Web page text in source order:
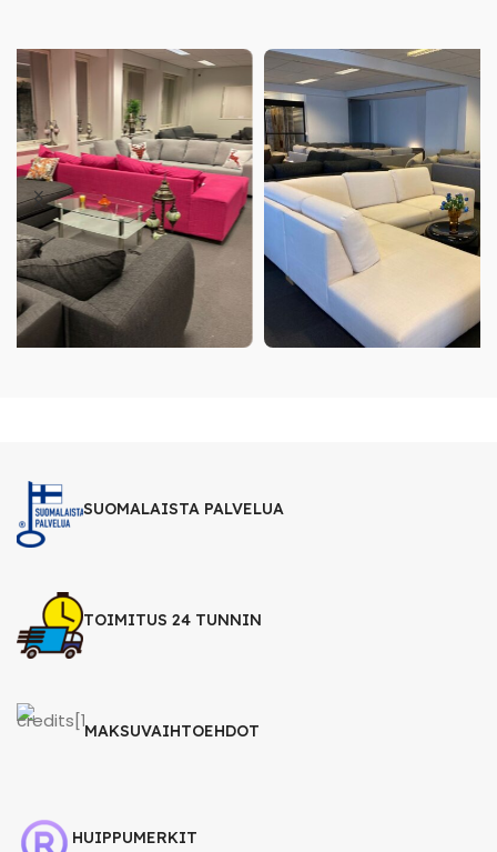
SUOMALAISTA PALVELUA
TOIMITUS 24 TUNNIN
MAKSUVAIHTOEHDOT
HUIPPUMERKIT